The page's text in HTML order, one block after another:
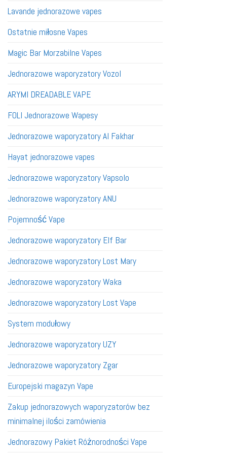
Lavande jednorazowe vapes
Ostatnie miłosne Vapes
Magic Bar Morzabilne Vapes
Jednorazowe waporyzatory Vozol
ARYMI DREADABLE VAPE
FOLI Jednorazowe Wapesy
Jednorazowe waporyzatory Al Fakhar
Hayat jednorazowe vapes
Jednorazowe waporyzatory Vapsolo
Jednorazowe waporyzatory ANU
Pojemność Vape
Jednorazowe waporyzatory Elf Bar
Jednorazowe waporyzatory Lost Mary
Jednorazowe waporyzatory Waka
Jednorazowe waporyzatory Lost Vape
System modułowy
Jednorazowe waporyzatory UZY
Jednorazowe waporyzatory Zgar
Europejski magazyn Vape
Zakup jednorazowych waporyzatorów bez
minimalnej ilości zamówienia
Jednorazowy Pakiet Różnorodności Vape